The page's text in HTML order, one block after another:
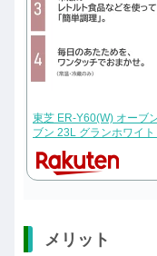
東芝 ER-Y60(W) オーブ
ブン 23L グランホワイ
メリット